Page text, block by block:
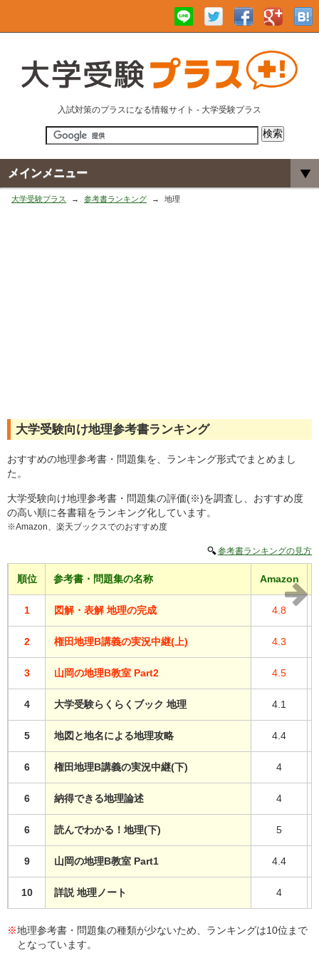
入試対策のプラスになる情報サイト - 大学受験プラス
大学受験プラス 参考書ランキング 地理
大学受験向け地理参考書ランキング
おすすめの地理参考書・問題集を、ランキング形式でまとめまし
た。
大学受験向け地理参考書・問題集の評価(※)を調査し、おすすめ度
の高い順に各書籍をランキング化しています。
※Amazon、楽天ブックスでのおすすめ度
参考書ランキングの見方
参考書・問題集の名称 Amazon
図解・表解 地理の完成 4.8
権田地理B講義の実況中継(上) 4.3
山岡の地理B教室 Part2 4.5
大学受験らくらくブック 地理 4.1
地図と地名による地理攻略 4.4
権田地理B講義の実況中継(下) 4
納得できる地理論述 4
読んでわかる！地理(下) 5
山岡の地理B教室 Part1 4.4
詳説 地理ノート 4
順位
1
2
3
4
5
6
6
6
9
10
※地理参考書・問題集の種類が少ないため、ランキングは10位まで
となっています。
メインメニュー